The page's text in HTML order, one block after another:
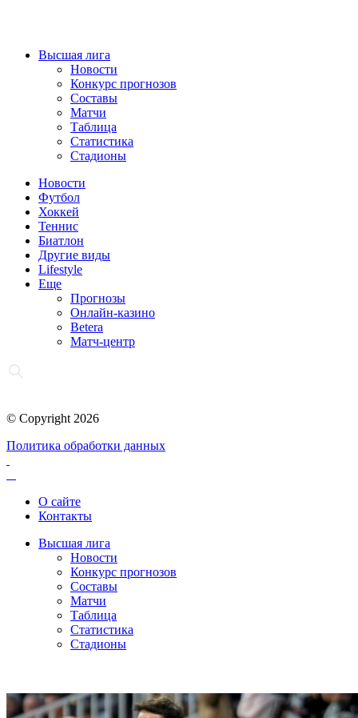
Высшая лига
Новости
Конкурс прогнозов
Составы
Матчи
Таблица
Статистика
Стадионы
Новости
Футбол
Хоккей
Теннис
Биатлон
Другие виды
Lifestyle
Еще
Прогнозы
Онлайн-казино
Betera
Матч-центр
© Copyright 2026
Политика обработки данных
О сайте
Контакты
Высшая лига
Новости
Конкурс прогнозов
Составы
Матчи
Таблица
Статистика
Стадионы